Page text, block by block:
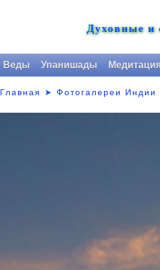
Духовные и
Веды Упанишады
Главная ➤Фотогалереи Индии